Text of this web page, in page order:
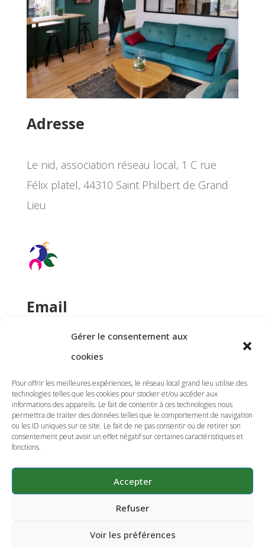
Gérer le consentement aux
cookies
Pour offrir les meilleures expériences, le réseau local grand lieu utilise des
technologies telles que les cookies pour stocker et/ou accéder aux
informations des appareils. Le fait de consentir à ces technologies nous
permettra de traiter des données telles que le comportement de navigation
ou les ID uniques sur ce site. Le fait de ne pas consentir ou de retirer son
consentement peut avoir un effet négatif sur certaines caractéristiques et
fonctions.
Accepter
Refuser
Voir les préférences
Adresse
Le nid, association réseau local, 1 C rue
Félix platel, 44310 Saint Philbert de Grand
Lieu
Email
Téléphone
06 50 32 20 90